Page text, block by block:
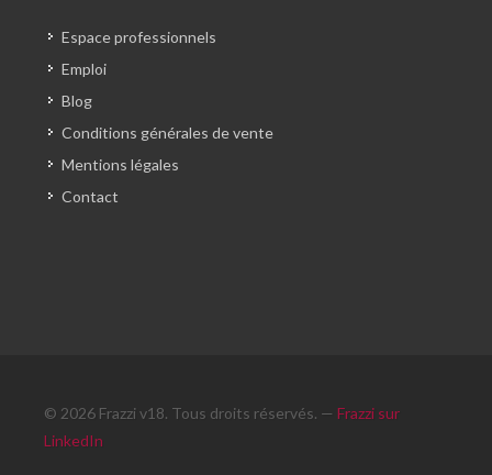
Espace professionnels
Emploi
Blog
Conditions générales de vente
Mentions légales
Contact
© 2026 Frazzi v18. Tous droits réservés. — Frazzi sur
LinkedIn